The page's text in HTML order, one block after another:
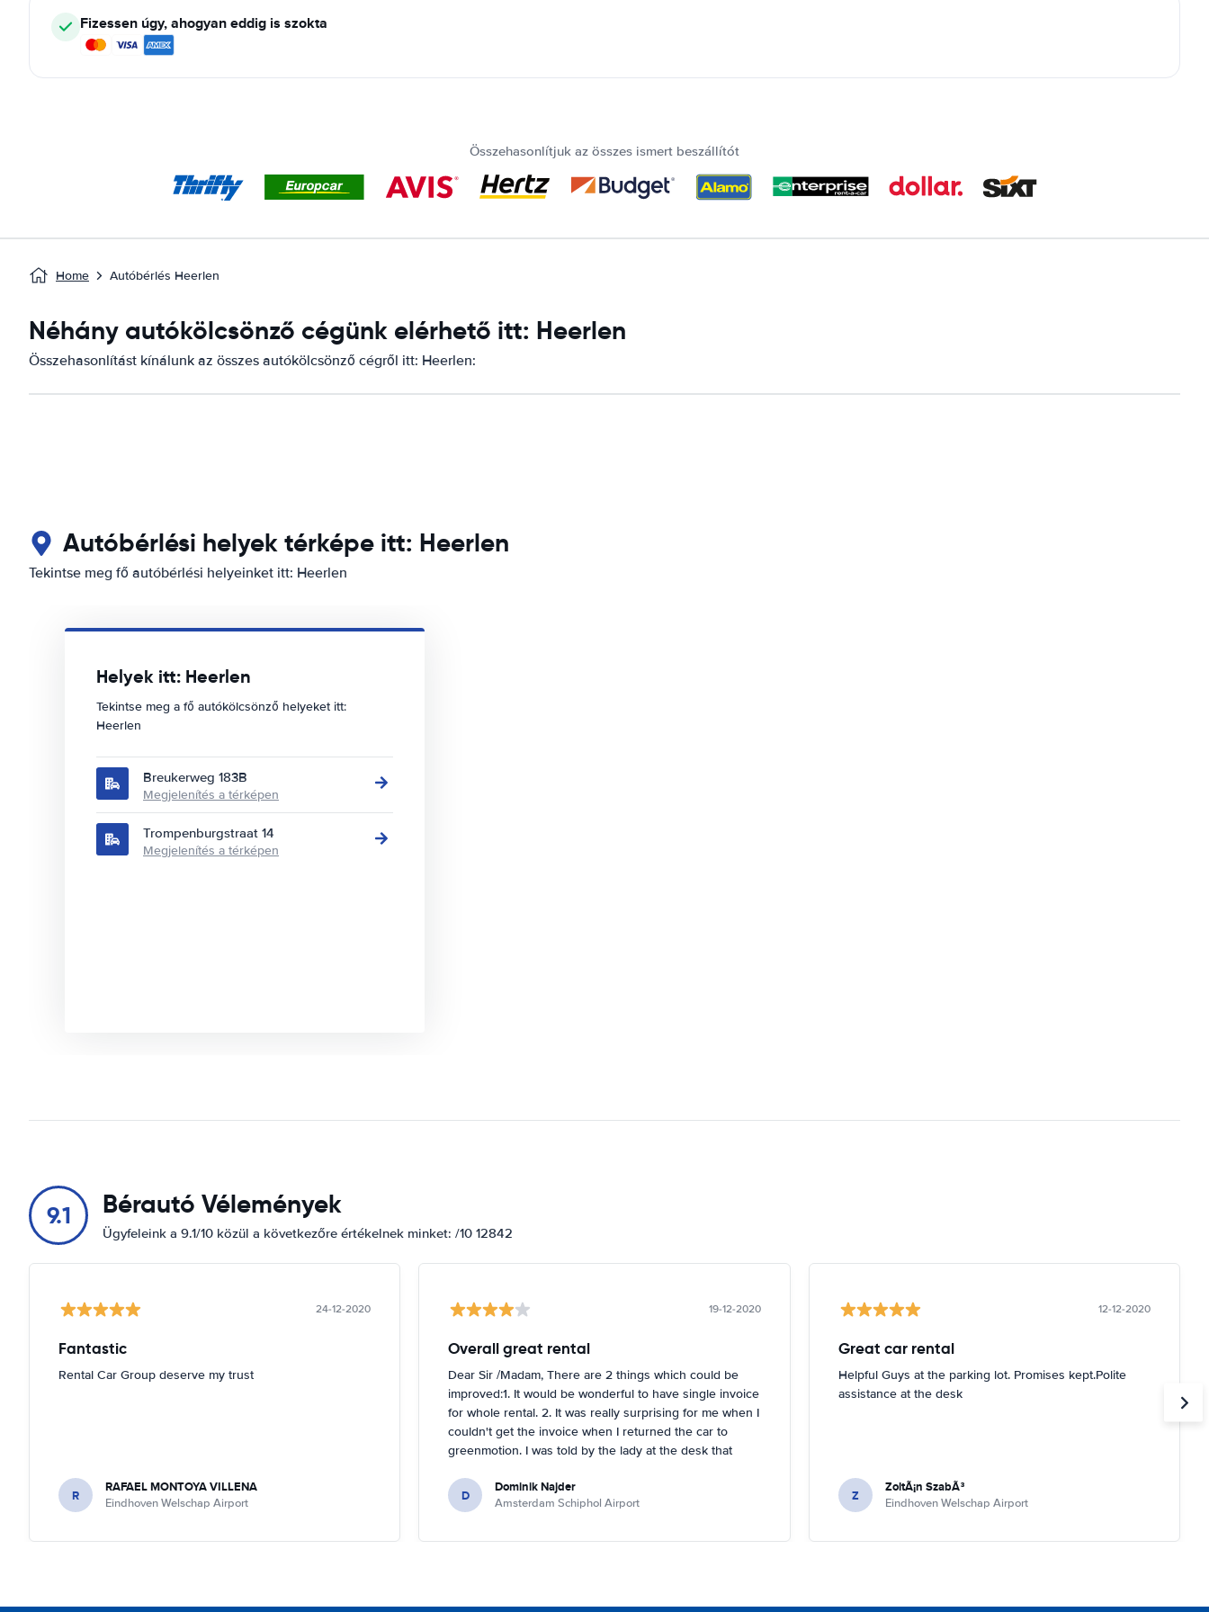
Fizessen úgy, ahogyan eddig is szokta
Összehasonlítjuk az összes ismert beszállítót
Home Autóbérlés Heerlen
Néhány autókölcsönző cégünk elérhető itt: Heerlen
Összehasonlítást kínálunk az összes autókölcsönző cégről itt: Heerlen:
Autóbérlési helyek térképe itt: Heerlen
Tekintse meg fő autóbérlési helyeinket itt: Heerlen
Helyek itt: Heerlen
Tekintse meg a fő autókölcsönző helyeket itt:
Heerlen
Breukerweg 183B
Megjelenítés a térképen
Trompenburgstraat 14
Megjelenítés a térképen
9.1 Bérautó Vélemények
Ügyfeleink a 9.1/10 közül a következőre értékelnek minket: /10 12842
24-12-2020
Fantastic
Rental Car Group deserve my trust
R RAFAEL MONTOYA VILLENA
Eindhoven Welschap Airport
19-12-2020
Overall great rental
Dear Sir /Madam, There are 2 things which could be
improved:1. It would be wonderful to have single invoice
for whole rental. 2. It was really surprising for me when I
couldn't get the invoice when I returned the car to
greenmotion. I was told by the lady at the desk that
after that the invoice will be sent to my email address.
I'm not sure if it's a problem to check the car with flash
with the car overnight on the parking I would be
D Dominik Najder
Amsterdam Schiphol Airport
12-12-2020
Great car rental
Helpful Guys at the parking lot. Promises kept.Polite
assistance at the desk
Z ZoltÃ¡n SzabÃ³
Eindhoven Welschap Airport